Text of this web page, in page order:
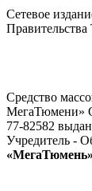
Сетевое
Средство
МегаТюмени»
77-82582
Учредитель -
«МегаТюмень»